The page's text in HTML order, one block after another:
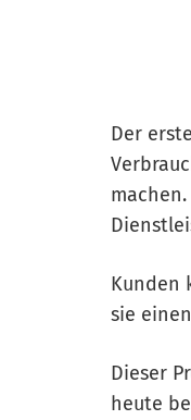
Der
Kunden
sie
Dieser
heute